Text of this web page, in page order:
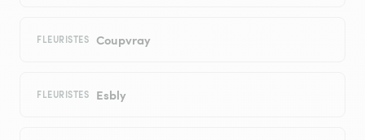
FLEURISTES Coupvray
FLEURISTES Esbly